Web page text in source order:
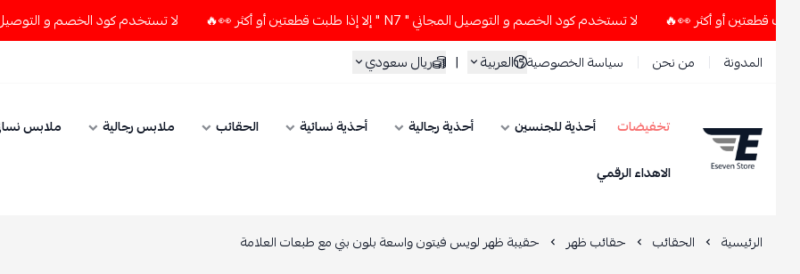
لا تستخدم كود الخصم و التوصيل المجاني " N7 " إلا إذا طلبت قطعتين أو أكثر 👀🔥 لا تستخدم كود الخصم و التوصيل المجاني " N7 " إلا إذا طلبت قطعتين أو أكثر 👀🔥
المدونة من نحن سياسة الخصوصية العربية | ريال سعودي
ESEVEN STORE
تخفيضات أحذية للجنسين أحذية رجالية أحذية نسائية الحقائب ملابس رجالية ملابس نسائي
الاهداء الرقمي
الرئيسية الحقائب حقائب ظهر حقيبة ظهر لويس فيتون واسعة بلون بني مع طبعات العلامة